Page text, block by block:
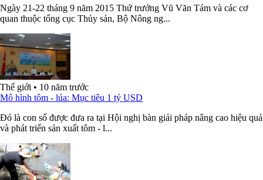
Ngày 21-22 tháng 9 năm 2015 Thứ trưởng Vũ Văn Tám và các cơ
quan thuộc tổng cục Thủy sản, Bộ Nông ng...
Thế giới • 10 năm trước
Mô hình tôm - lúa: Mục tiêu 1 tỷ USD
Đó là con số được đưa ra tại Hội nghị bàn giải pháp nâng cao hiệu quả
và phát triển sản xuất tôm - l...